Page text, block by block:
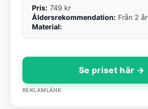
Pris: 749 kr
Åldersrekommendation: Från 2 år
Material:
Se priset här →
REKLAMLÄNK